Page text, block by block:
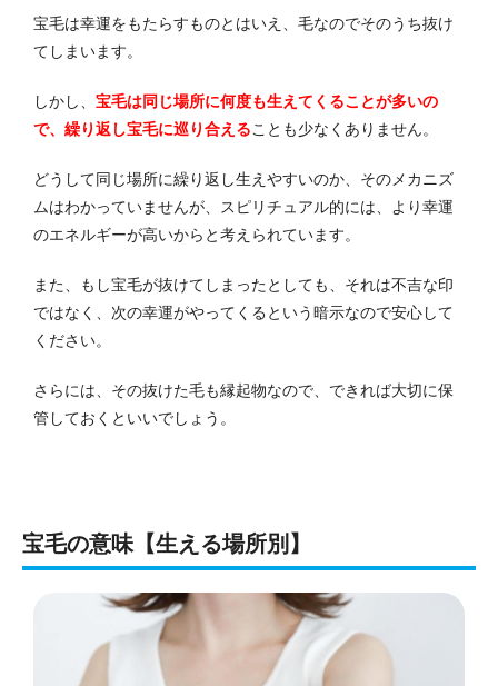
宝毛は幸運をもたらすものとはいえ、毛なのでそのうち抜け
てしまいます。
しかし、 宝毛は同じ場所に何度も生えてくることが多いの
で、繰り返し宝毛に巡り合えることも少なくありません。
どうして同じ場所に繰り返し生えやすいのか、そのメカニズ
ムはわかっていませんが、スピリチュアル的には、より幸運
のエネルギーが高いからと考えられています。
また、もし宝毛が抜けてしまったとしても、それは不吉な印
ではなく、次の幸運がやってくるという暗示なので安心して
ください。
さらには、その抜けた毛も縁起物なので、できれば大切に保
管しておくといいでしょう。
宝毛の意味【生える場所別】